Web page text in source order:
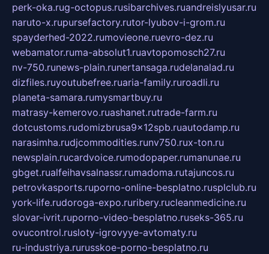
perk-oka.rug-octopus.rusibarchives.ruandreislyusar.ru
naruto-x.rupursefactory.rutor-lyubov-i-grom.ru
spayderhed-2022.rumovieone.ruevro-dez.ru
webamator.ruma-absolut1.ruavtopomosch27.ru
nv-750.runews-plain.runertansaga.rudelanalad.ru
dizfiles.ruyoutubefree.ruaria-family.ruroadli.ru
planeta-samara.rumysmartbuy.ru
matrasy-kemerovo.ruashanet.rutrade-farm.ru
dotcustoms.rudomizbrusa9x12spb.ruautodamp.ru
narasimha.rudjcommodities.runv750.rux-ton.ru
newsplain.rucardvoice.rumodopaper.rumanunae.ru
gbget.rualfeihavsalnassr.rumadoma.rutajuncos.ru
petrovkasports.ruporno-online-besplatno.rusplclub.ru
york-life.rudoroga-expo.ruribery.rucleanmedicine.ru
slovar-ivrit.ruporno-video-besplatno.ruseks-365.ru
ovucontrol.rusloty-igrovyye-avtomaty.ru
ru-industriya.rurusskoe-porno-besplatno.ru